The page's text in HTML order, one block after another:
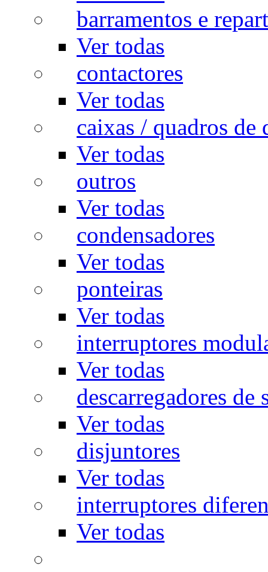
barramentos e
Ver todas
contactores
Ver todas
caixas / quadros de
Ver todas
outros
Ver todas
condensadores
Ver todas
ponteiras
Ver todas
interruptores
Ver todas
descarregadores de
Ver todas
disjuntores
Ver todas
interruptores
Ver todas